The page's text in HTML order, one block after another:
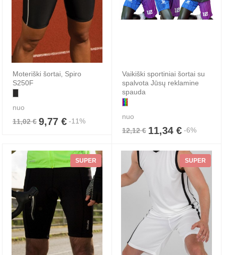
Moteriški šortai, Spiro
S250F
nuo
11,02 € 9,77 € -11%
Vaikiški sportiniai šortai su
spalvota Jūsų reklamine
spauda
nuo
12,12 € 11,34 € -6%
SUPER SUPER